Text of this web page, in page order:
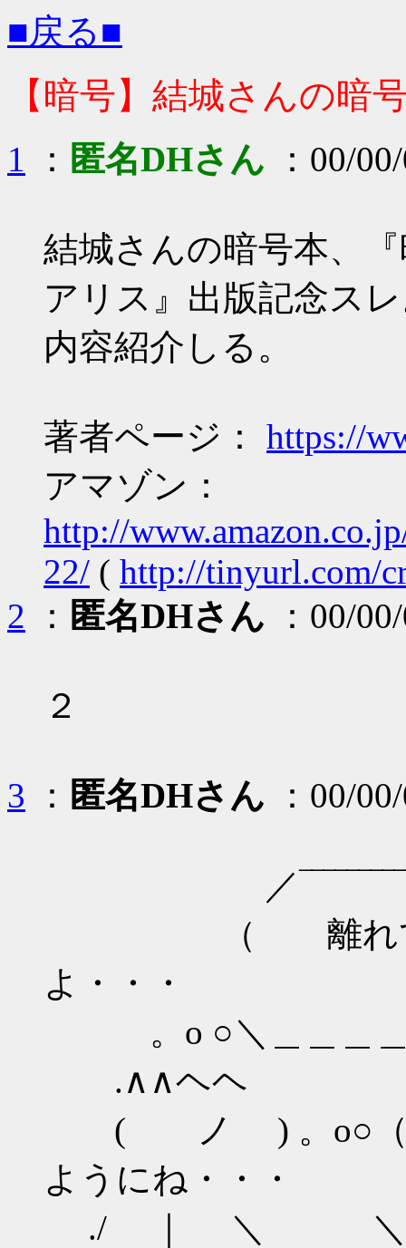
■戻る■
【暗号】結城さんの暗
1 ： 匿名DHさん ：00/
結城さんの暗号本、
アリス』出版記念ス
内容紹介しる。
著者ページ： https://
アマゾン：
http://
22/ ( http://tinyurl.com/
2 ： 匿名DHさん ：00/
２
3 ： 匿名DHさん ：00/
／
（ 離れてもキ
よ・・・
。o ○＼＿＿＿＿
.∧∧ヘヘ ／
( ノ ) 。o○（
ようにね・・・
./ ｜ ＼ ＼＿＿